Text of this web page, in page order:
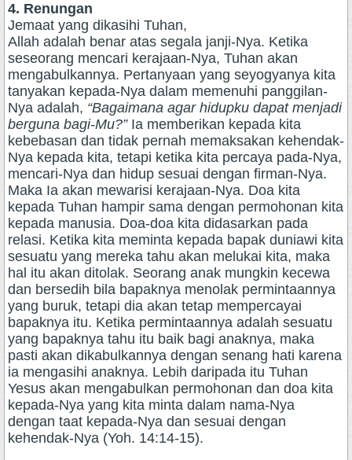
4. Renungan
Jemaat yang dikasihi Tuhan,
Allah adalah benar atas segala janji-Nya. Ketika
seseorang mencari kerajaan-Nya, Tuhan akan
mengabulkannya. Pertanyaan yang seyogyanya kita
tanyakan kepada-Nya dalam memenuhi panggilan-
Nya adalah, “Bagaimana agar hidupku dapat menjadi
berguna bagi-Mu?”Ia memberikan kepada kita
kebebasan dan tidak pernah memaksakan kehendak-
Nya kepada kita, tetapi ketika kita percaya pada-Nya,
mencari-Nya dan hidup sesuai dengan firman-Nya.
Maka Ia akan mewarisi kerajaan-Nya. Doa kita
kepada Tuhan hampir sama dengan permohonan kita
kepada manusia. Doa-doa kita didasarkan pada
relasi. Ketika kita meminta kepada bapak duniawi kita
sesuatu yang mereka tahu akan melukai kita, maka
hal itu akan ditolak. Seorang anak mungkin kecewa
dan bersedih bila bapaknya menolak permintaannya
yang buruk, tetapi dia akan tetap mempercayai
bapaknya itu. Ketika permintaannya adalah sesuatu
yang bapaknya tahu itu baik bagi anaknya, maka
pasti akan dikabulkannya dengan senang hati karena
ia mengasihi anaknya. Lebih daripada itu Tuhan
Yesus akan mengabulkan permohonan dan doa kita
kepada-Nya yang kita minta dalam nama-Nya
dengan taat kepada-Nya dan sesuai dengan
kehendak-Nya (Yoh. 14:14-15).